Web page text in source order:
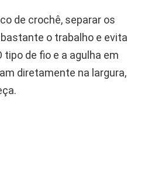
de crochê, separar os
o trabalho e evita
tipo de fio e a agulha em
diretamente na largura,